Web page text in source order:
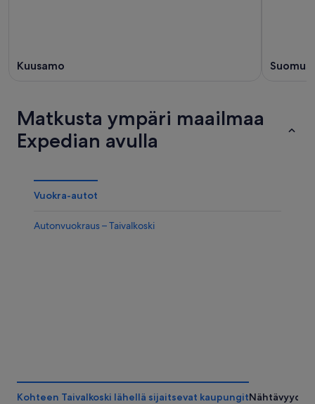
Kuusamo
Matkusta ympäri maailmaa
Expedian avulla
Vuokra-autot
Autonvuokraus – Taivalkoski
Kohteen Taivalkoski lähellä sijaitsevat kaupungitNähtävyydet